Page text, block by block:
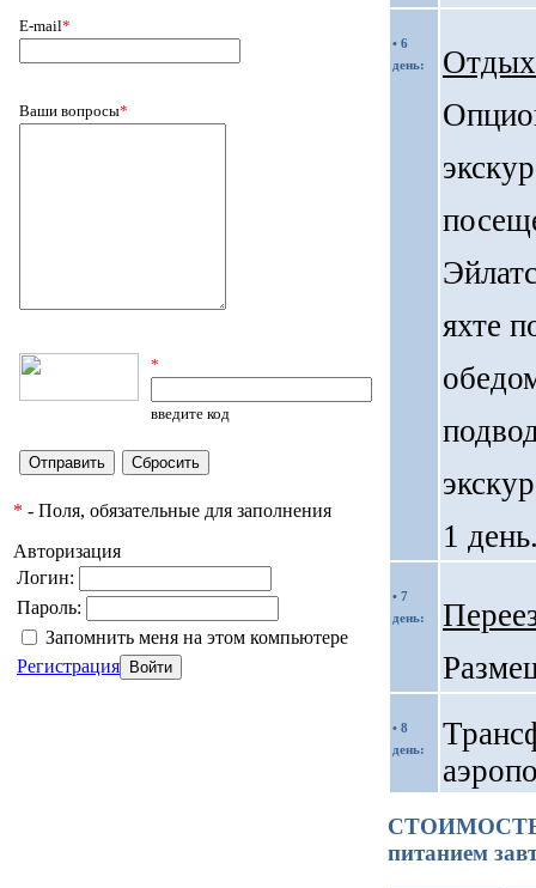
E-mail*
Ваши вопросы*
*
введите код
* - Поля, обязательные для заполнения
Авторизация
Логин:
Пароль:
Запомнить меня на этом компьютере
Регистрация
• 6
день:
Отдых
яхте
1
• 7
день:
• 8
день:
СТОИМОСТЬ
питанием